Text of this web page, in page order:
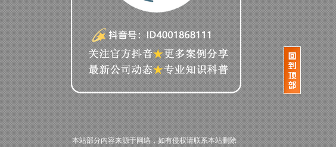
本站部分内容来源于网络，如有侵权请联系本站删除